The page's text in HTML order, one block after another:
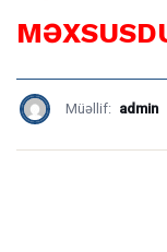
Müəllif: admin